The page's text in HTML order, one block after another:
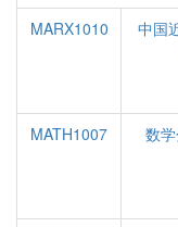
MARX1010
中国
MATH1007
数